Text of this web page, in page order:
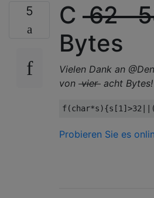
5 C 62
Bytes
Vielen Dank an
von vier acht Bytes!
Probieren Sie es